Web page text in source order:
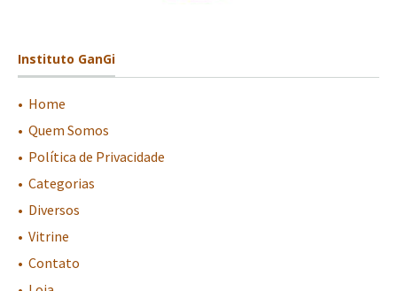
Instituto GanGi
• Home
• Quem Somos
• Política de Privacidade
• Categorias
• Diversos
• Vitrine
• Contato